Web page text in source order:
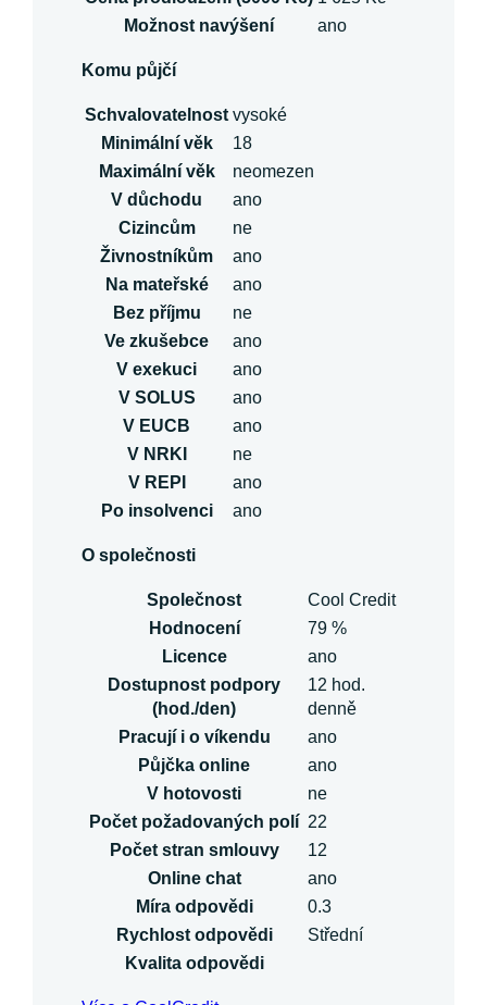
Možnost navýšení
ano
Komu půjčí
Schvalovatelnost vysoké
Minimální věk
18
Maximální věk
neomezen
V důchodu
ano
Cizincům
ne
Živnostníkům
ano
Na mateřské
ano
Bez příjmu
ne
Ve zkušebce
ano
V exekuci
ano
V SOLUS
ano
V EUCB
ano
V NRKI
ne
V REPI
ano
Po insolvenci
ano
O společnosti
Společnost
Cool Credit
Hodnocení
79 %
Licence
ano
Dostupnost podpory
(hod./den)
12 hod.
denně
Pracují i o víkendu
ano
Půjčka online
ano
V hotovosti
ne
Počet požadovaných polí 22
Počet stran smlouvy
12
Online chat
ano
Míra odpovědi
0.3
Rychlost odpovědi
Střední
Kvalita odpovědi